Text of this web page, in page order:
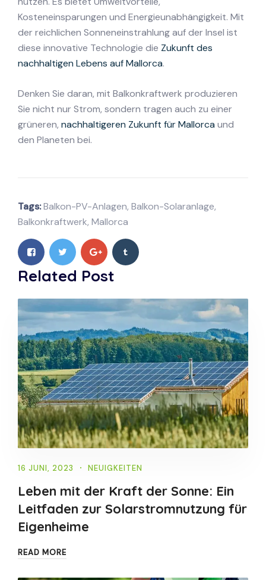
Kosteneinsparungen und Energieunabhängigkeit. Mit
der reichlichen Sonneneinstrahlung auf der Insel ist
diese innovative Technologie die Zukunft des
nachhaltigen Lebens auf Mallorca.
Denken Sie daran, mit Balkonkraftwerk produzieren
Sie nicht nur Strom, sondern tragen auch zu einer
grüneren, nachhaltigeren Zukunft für Mallorca und
den Planeten bei.
Tags:Balkon-PV-Anlagen, Balkon-Solaranlage,
Balkonkraftwerk, Mallorca
Related Post
16 JUNI, 2023 NEUIGKEITEN
Leben mit der Kraft der Sonne: Ein
Leitfaden zur Solarstromnutzung für
Eigenheime
READ MORE